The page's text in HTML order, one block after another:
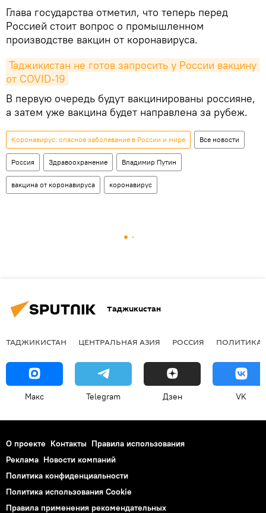
Глава государства отметил, что теперь перед
Россией стоит вопрос о промышленном
производстве вакцин от коронавируса.
Таджикистан не готов запросить у России вакцину
от COVID-19
В первую очередь будут вакцинированы россияне,
а затем уже вакцина будет направлена за рубеж.
Коронавирус: опасное заболевание в России и мире Все новости
Россия Здравоохранение Владимир Путин
вакцина от коронавируса коронавирус
Таджикистан
ТАДЖИКИСТАН ЦЕНТРАЛЬНАЯ АЗИЯ РОССИЯ ПОЛИТИКА
Макс Telegram Дзен VK
О проекте Контакты Правила использования
Реклама Новости компаний
Политика конфиденциальности
Политика использования Cookie
Правила применения рекомендательных